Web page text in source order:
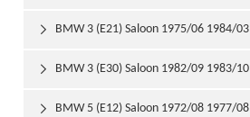
BMW 3 (E21) Saloon 1975/06 1984/03

BMW 3 (E30) Saloon 1982/09 1983/10

BMW 5 (E12) Saloon 1972/08 1977/08
